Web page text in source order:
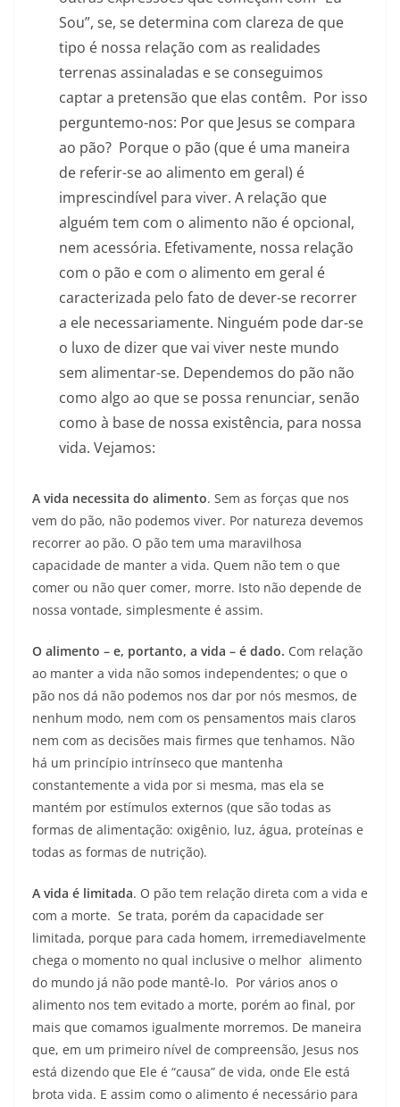
Sou”, se, se determina com clareza de que
tipo é nossa relação com as realidades
terrenas assinaladas e se conseguimos
captar a pretensão que elas contêm. Por isso
perguntemo-nos: Por que Jesus se compara
ao pão? Porque o pão (que é uma maneira
de referir-se ao alimento em geral) é
imprescindível para viver. A relação que
alguém tem com o alimento não é opcional,
nem acessória. Efetivamente, nossa relação
com o pão e com o alimento em geral é
caracterizada pelo fato de dever-se recorrer
a ele necessariamente. Ninguém pode dar-se
o luxo de dizer que vai viver neste mundo
sem alimentar-se. Dependemos do pão não
como algo ao que se possa renunciar, senão
como à base de nossa existência, para nossa
vida. Vejamos:
A vida necessita do alimento. Sem as forças que nos
vem do pão, não podemos viver. Por natureza devemos
recorrer ao pão. O pão tem uma maravilhosa
capacidade de manter a vida. Quem não tem o que
comer ou não quer comer, morre. Isto não depende de
nossa vontade, simplesmente é assim.
O alimento – e, portanto, a vida – é dado. Com relação
ao manter a vida não somos independentes; o que o
pão nos dá não podemos nos dar por nós mesmos, de
nenhum modo, nem com os pensamentos mais claros
nem com as decisões mais firmes que tenhamos. Não
há um princípio intrínseco que mantenha
constantemente a vida por si mesma, mas ela se
mantém por estímulos externos (que são todas as
formas de alimentação: oxigênio, luz, água, proteínas e
todas as formas de nutrição).
A vida é limitada. O pão tem relação direta com a vida e
com a morte. Se trata, porém da capacidade ser
limitada, porque para cada homem, irremediavelmente
chega o momento no qual inclusive o melhor alimento
do mundo já não pode mantê-lo. Por vários anos o
alimento nos tem evitado a morte, porém ao final, por
mais que comamos igualmente morremos. De maneira
que, em um primeiro nível de compreensão, Jesus nos
está dizendo que Ele é “causa” de vida, onde Ele está
brota vida. E assim como o alimento é necessário para